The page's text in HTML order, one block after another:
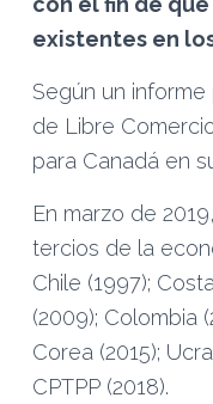
existentes en
Según un
de Libre
para Canadá en
En marzo de
tercios de la
Chile (1997);
(2009); Colombia
Corea (2015);
CPTPP (2018).